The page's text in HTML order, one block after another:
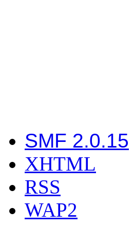
SMF 2.0.15
XHTML
RSS
WAP2